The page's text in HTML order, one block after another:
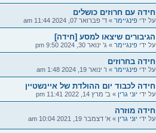
חידה עם חרוזים כושלים
על ידי פינגיימר » ד' פברואר 07, 2024 11:44 am
הגיבורים שיצאו למסע [חידה]
על ידי פינגיימר » ג' ינואר 30, 2024 9:50 pm
חידה בחרוזים
על ידי פינגיימר » ו' ינואר 19, 2024 1:48 am
חידה לכבוד יום ההולדת של איינשטיין
על ידי יוני גרין » ב' מרץ 14, 2022 11:41 pm
חידה מוזרה
על ידי יוני גרין » א' דצמבר 19, 2021 10:04 am